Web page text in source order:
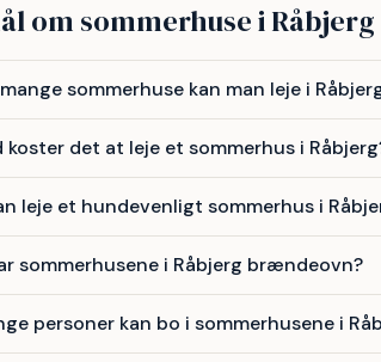
om sommerhuse i Råbjerg
sommerhuse kan man leje i
koster det at leje et sommerhus i
leje et hundevenligt sommerhus i
sommerhusene i Råbjerg brændeovn?
personer kan bo i sommerhusene i